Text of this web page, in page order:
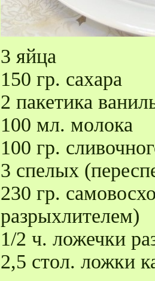
3 яйца
150 гр. сахара
2 пакетика
100 мл. молока
100 гр.
3 спелых
230 гр.
разрыхлителем)
1/2 ч. ложечки
2,5 стол. ложки